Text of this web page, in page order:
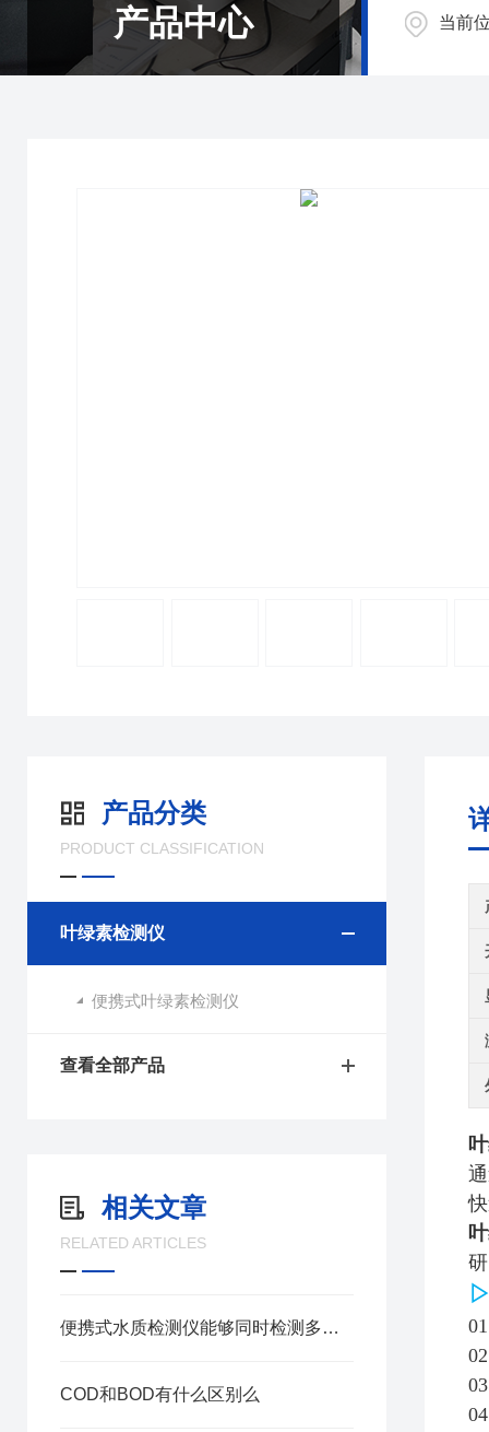
产品中心 当前
产品分类
PRODUCT CLASSIFICATION
叶绿素检测仪
便携式叶绿素检测仪
查看全部产品
相关文章
RELATED ARTICLES
便携式水质检测仪能够同时检测多个参数吗
COD和BOD有什么区别么